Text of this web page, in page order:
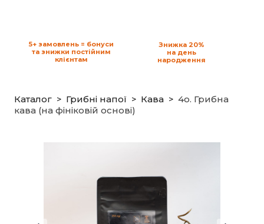
5+ замовлень = бонуси
та знижки постійним
клієнтам
Знижка 20%
на день
народження
Каталог Грибні напої Кава
4o. Грибна
кава (на фініковій основі)